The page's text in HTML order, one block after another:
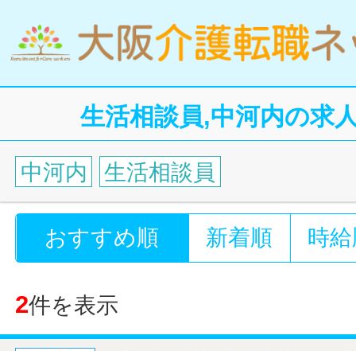
生活相談員,中河内の求
中河内 生活相談員
おすすめ順 新着順 時
2件を表示